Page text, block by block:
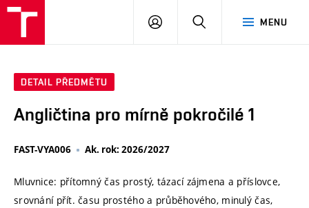
MENU
PŘIHLÁSIT
DETAIL PŘEDMĚTU
Angličtina pro mírně pokročilé 1
FAST-VYA006 Ak. rok: 2026/2027
Mluvnice: přítomný čas prostý, tázací zájmena a příslovce,
srovnání přít. času prostého a průběhového, minulý čas,